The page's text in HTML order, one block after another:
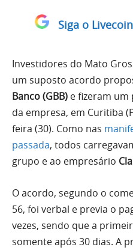
Siga o
Investidores do Mato
um suposto acordo
Banco (GBB) e fizeram
da empresa, em Curitiba
feira (30). Como nas
passada, todos
grupo e ao empresário
O acordo, segundo o
56, foi verbal e previa o
vezes, sendo que a
somente após 30 dias. A